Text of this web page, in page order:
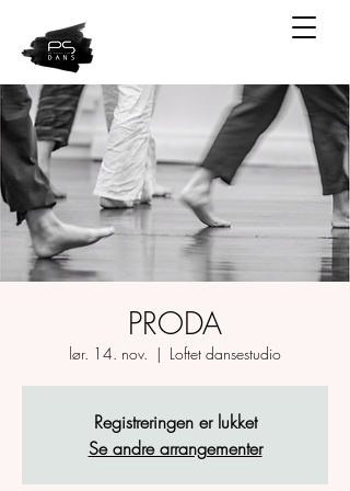
PRODA
lør. 14. nov.
  |
Loftet dansestudio
Registreringen er lukket
Se andre arrangementer